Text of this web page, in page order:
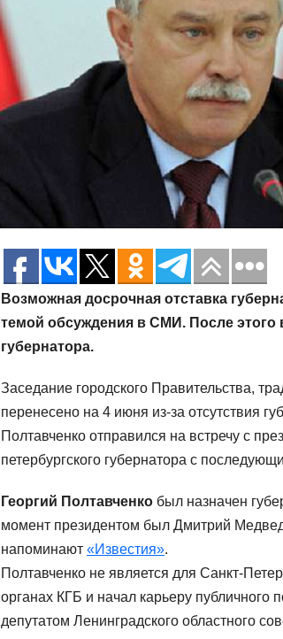
Возможная досрочная отставка
темой обсуждения в СМИ. После
губернатора.
Заседание городского Правительства,
перенесено на 4 июня из-за отсутствия
Полтавченко отправился на встречу с
петербургского губернатора с
Георгий Полтавченко был назначен
момент президентом был Дмитрий
напоминают «Известия».
Полтавченко не является для Санкт-
органах КГБ и начал карьеру публичного
депутатом Ленинградского областного